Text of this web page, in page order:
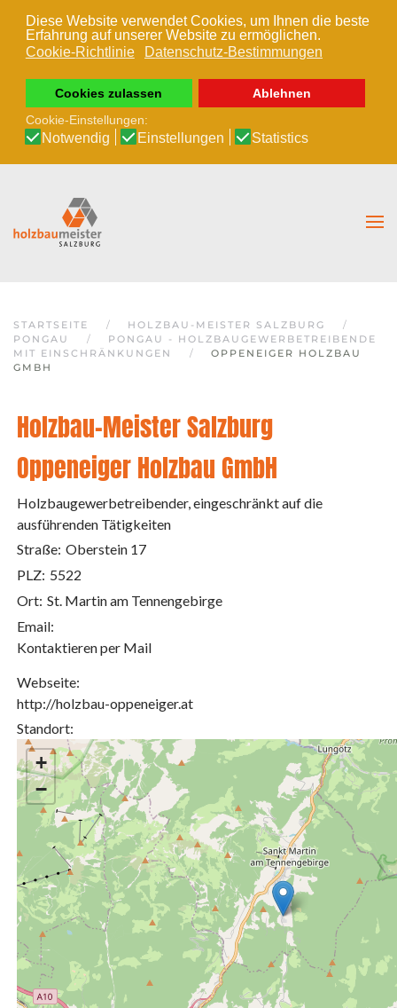
Diese Website verwendet Cookies, um Ihnen die beste
Erfahrung auf unserer Website zu ermöglichen.
Cookie-Richtlinie
Datenschutz-Bestimmungen
Cookies zulassen
Ablehnen
Cookie-Einstellungen:
Notwendig Einstellungen Statistics
Zum Hauptinhalt springen
STARTSEITE
HOLZBAU-MEISTER SALZBURG
PONGAU
PONGAU - HOLZBAUGEWERBETREIBENDE
MIT EINSCHRÄNKUNGEN
OPPENEIGER HOLZBAU
GMBH
Holzbau-Meister Salzburg
Oppeneiger Holzbau GmbH
Holzbaugewerbetreibender, eingeschränkt auf die
ausführenden Tätigkeiten
Straße: Oberstein 17
PLZ: 5522
Ort: St. Martin am Tennengebirge
Email:
Kontaktieren per Mail
Webseite:
http://holzbau-oppeneiger.at
Standort:
+
−